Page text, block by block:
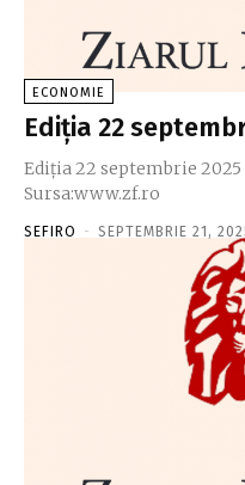
ECONOMIE
Ediţia 22
Ediţia 22 septembrie
Sursa:www.zf.ro
SEFIRO - SEPTEMBRIE 21,